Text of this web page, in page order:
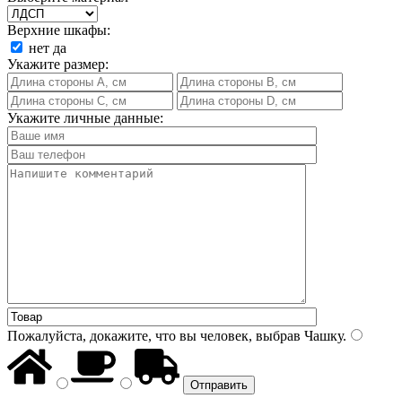
Верхние шкафы:
нет да
Укажите размер:
Укажите личные данные:
Пожалуйста, докажите, что вы человек, выбрав Чашку.